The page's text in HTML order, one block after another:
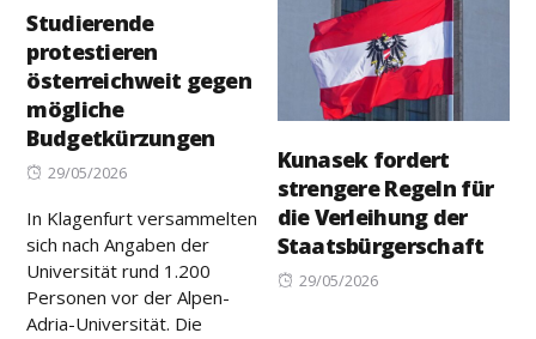
Studierende
protestieren
österreichweit gegen
mögliche
Budgetkürzungen
Posted
29/05/2026
In Klagenfurt versammelten
sich nach Angaben der
Universität rund 1.200
Personen vor der Alpen-
Adria-Universität. Die
Kunasek fordert
strengere Regeln für
die Verleihung der
Staatsbürgerschaft
Posted
29/05/2026